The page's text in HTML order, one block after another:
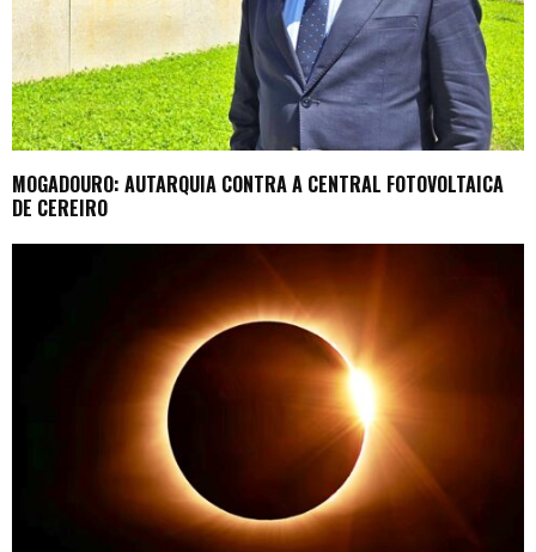
MOGADOURO: AUTARQUIA CONTRA A CENTRAL FOTOVOLTAICA
DE CEREIRO